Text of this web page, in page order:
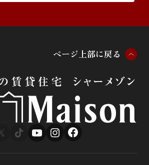
ページ 上部に戻る